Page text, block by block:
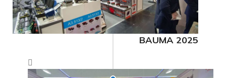
BAUMA 2025